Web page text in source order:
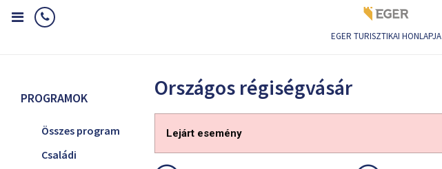
EGER TURISZTIKAI HONLAPJA
PROGRAMOK
Összes program
Családi
Országos régiségvásár
Lejárt esemény